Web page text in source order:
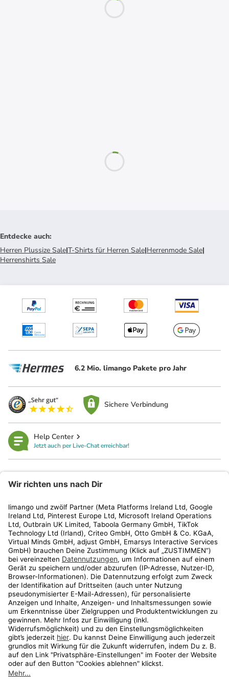
Entdecke auch:
Herren Plussize Sale|T-Shirts für Herren Sale|Herrenmode Sale|
Herrenshirts Sale
6.2 Mio. limango Pakete pro Jahr
Sichere Verbindung
Help Center
Jetzt auch per Live-Chat erreichbar!
Kundenservice
Shop
Aktionen
Travel